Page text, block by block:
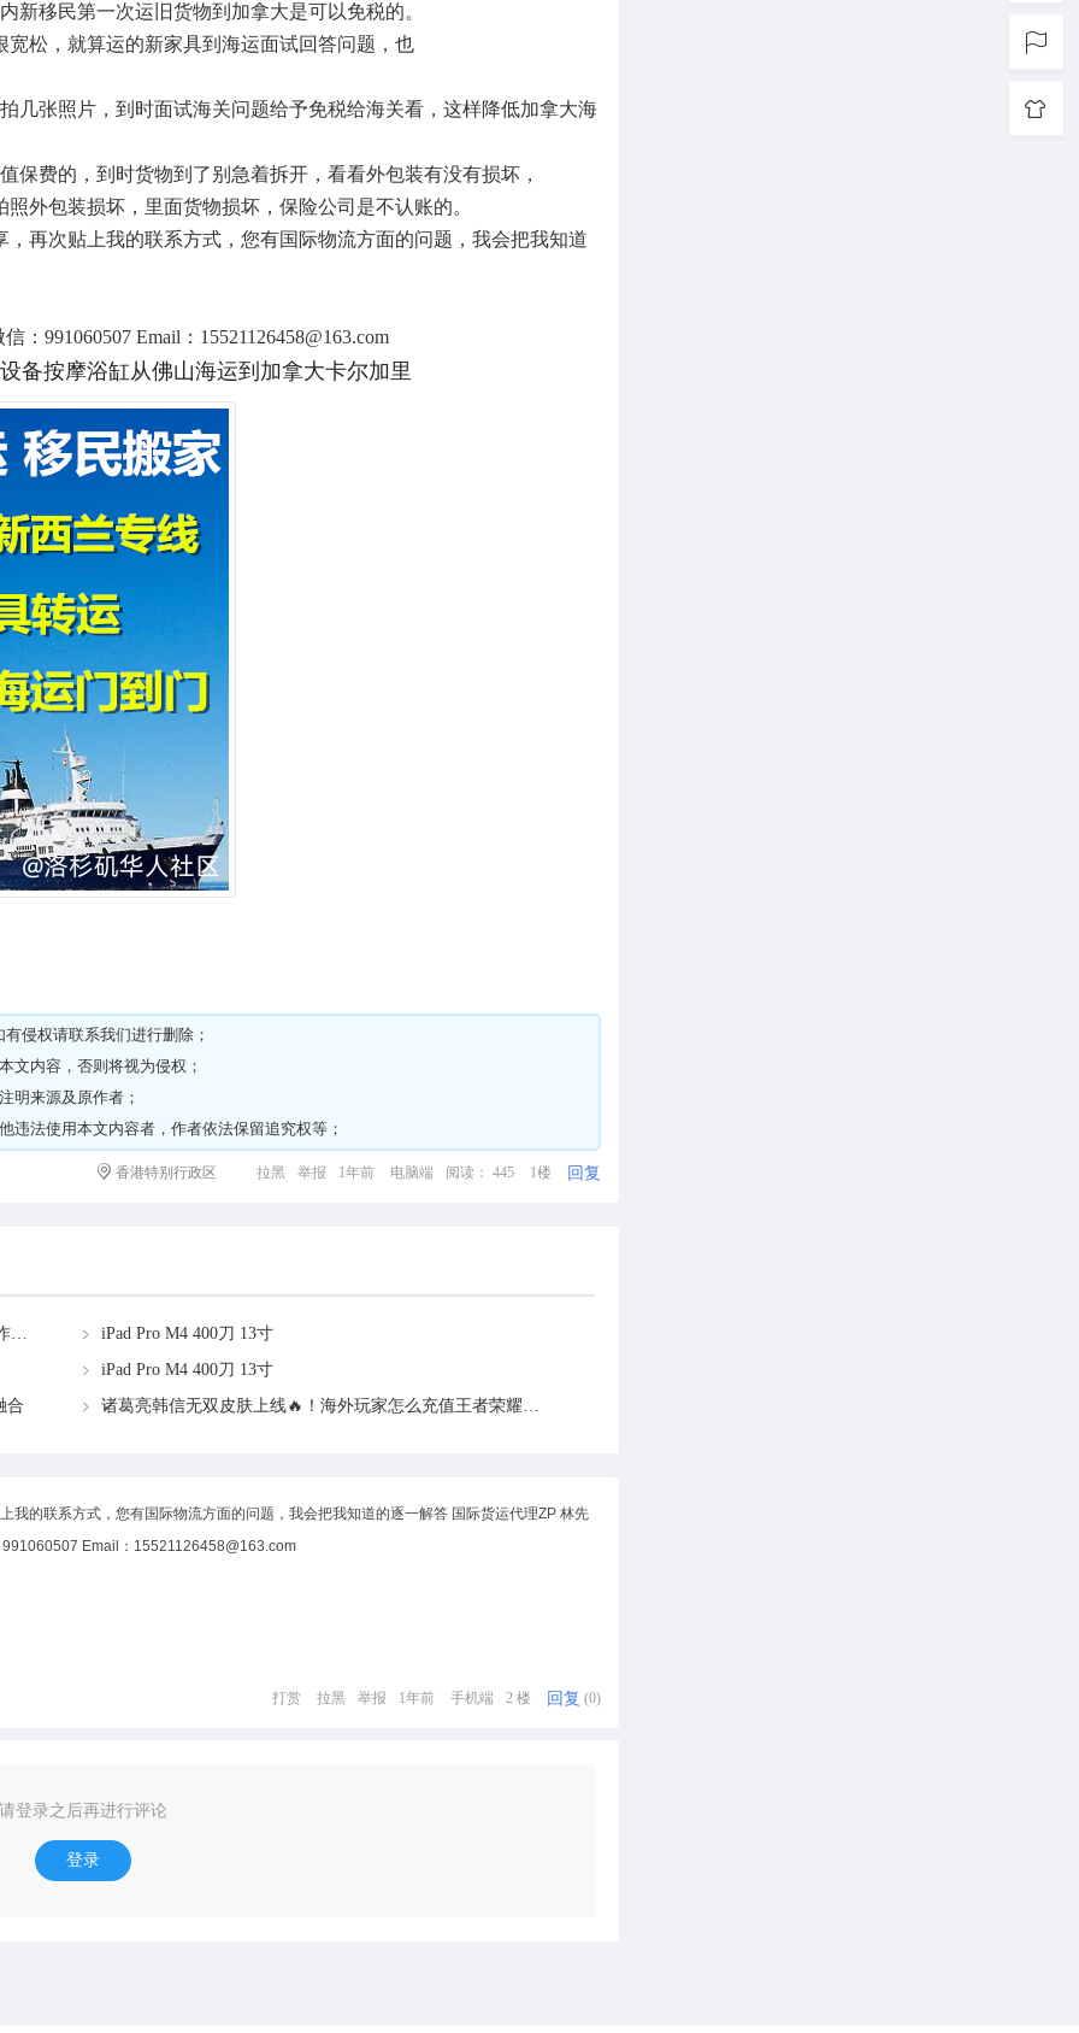
新移民第一次运旧货物到加拿大是可以免税的。
松，就算运的新家具到海运面试回答问题，也
几张照片，到时面试海关问题给予免税给海关看，这样降低加拿大海
保费的，到时货物到了别急着拆开，看看外包装有没有损坏，
外包装损坏，里面货物损坏，保险公司是不认账的。
再次贴上我的联系方式，您有国际物流方面的问题，我会把我知道
：991060507 Email：15521126458@163.com
备按摩浴缸从佛山海运到加拿大卡尔加里
有侵权请联系我们进行删除；
文内容，否则将视为侵权；
明来源及原作者；
违法使用本文内容者，作者依法保留追究权等；
香港特别行政区 拉黑 举报 1年前 电脑端 阅读： 445 1楼 回复
国内家具海运澳洲悉尼墨尔本：省心又省钱的保姆级操作指南
iPad Pro M4 400刀 13寸
iPad Pro M4 400刀 13寸
合
诸葛亮韩信无双皮肤上线🔥！海外玩家怎么充值王者荣耀点券？
我的联系方式，您有国际物流方面的问题，我会把我知道的逐一解答 国际货运代理ZP 林先
Email：15521126458@163.com
打赏 拉黑 举报 1年前 手机端 2 楼 回复 (0)
请登录之后再进行评论
登录